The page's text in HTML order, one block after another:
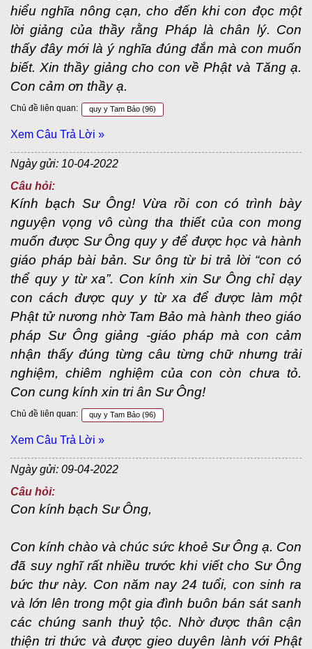
hiểu nghĩa nông cạn, cho đến khi con đọc một
lời giảng của thầy rằng Pháp là chân lý. Con
thấy đây mới là ý nghĩa đúng đắn mà con muốn
biết. Xin thầy giảng cho con về Phật và Tăng ạ.
Con cảm ơn thầy ạ.
Chủ đề liên quan: quy y Tam Bảo (96)
Xem Câu Trả Lời »
Ngày gửi: 10-04-2022
Câu hỏi:
Kính bạch Sư Ông! Vừa rồi con có trình bày
nguyện vọng vô cùng tha thiết của con mong
muốn được Sư Ông quy y để được học và hành
giáo pháp bài bản. Sư ông từ bi trả lời “con có
thể quy y từ xa”. Con kính xin Sư Ông chỉ dạy
con cách được quy y từ xa để được làm một
Phật tử nương nhờ Tam Bảo mà hành theo giáo
pháp Sư Ông giảng -giáo pháp mà con cảm
nhận thấy đúng từng câu từng chữ nhưng trải
nghiệm, chiêm nghiệm của con còn chưa tỏ.
Con cung kính xin tri ân Sư Ông!
Chủ đề liên quan: quy y Tam Bảo (96)
Xem Câu Trả Lời »
Ngày gửi: 09-04-2022
Câu hỏi:
Con kính bạch Sư Ông,
Con kính chào và chúc sức khoẻ Sư Ông ạ. Con
đã suy nghĩ rất nhiều trước khi viết cho Sư Ông
bức thư này. Con năm nay 24 tuổi, con sinh ra
và lớn lên trong một gia đình buôn bán sát sanh
các chúng sanh thuỷ tộc. Nhờ được thân cận
thiện tri thức và được gieo duyên lành với Phật